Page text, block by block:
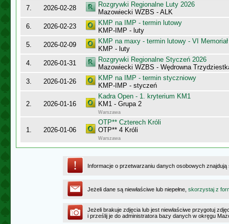
7.
2026-02-28
Rozgrywki Regionalne Luty 2026
Mazowiecki WZBS - ALK
6.
2026-02-23
KMP na IMP - termin lutowy
KMP-IMP - luty
5.
2026-02-09
KMP na maxy - termin lutowy - VI
KMP - luty
4.
2026-01-31
Rozgrywki Regionalne Styczeń 2026
Mazowiecki WZBS - Wędrowna
3.
2026-01-26
KMP na IMP - termin styczniowy
KMP-IMP - styczeń
2. 2026-01-16
Kadra Open - 1. kryterium KM1
KM1 - Grupa 2
Warszawa
1. 2026-01-06
OTP** Czterech Króli
OTP** 4 Króli
Warszawa
Informacje o przetwarzaniu danych osobowych
Jeżeli dane są niewłaściwe lub niepełne, skorzystaj z
Jeżeli brakuje zdjęcia lub jest niewłaściwe przygotuj
i prześlij je do administratora bazy danych w okręgu